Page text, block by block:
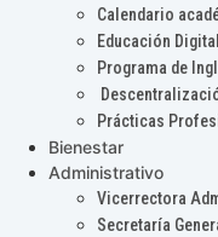
Calendario
Educación Digital
Programa de
Prácticas
Bienestar
Administrativo
Vicerrectora
Secretaría